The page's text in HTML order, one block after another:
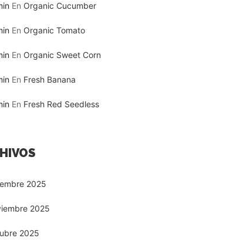
En Organic Cucumber
En Organic Tomato
En Organic Sweet Corn
En Fresh Banana
En Fresh Red Seedless
2025
2025
2025